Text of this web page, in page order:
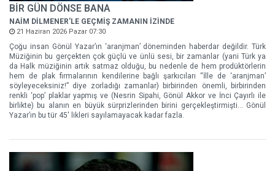
BİR GÜN DÖNSE BANA
NAİM DİLMENER'LE GEÇMİŞ ZAMANIN İZİNDE
21 Haziran 2026 Pazar 07:30
Çoğu insan Gönül Yazar’ın ‘aranjman’ döneminden haberdar değildir. Türk
Müziğinin bu gerçekten çok güçlü ve ünlü sesi, bir zamanlar (yani Türk ya
da Halk müziğinin artık satmaz olduğu, bu nedenle de hem prodüktörlerin
hem de plak firmalarının kendilerine bağlı şarkıcıları “İlle de ‘aranjman’
söyleyeceksiniz!” diye zorladığı zamanlar) birbirinden önemli, birbirinden
renkli ‘pop’ plaklar yapmış ve (Nesrin Sipahi, Gönül Akkor ve İnci Çayırlı ile
birlikte) bu alanın en büyük sürprizlerinden birini gerçekleştirmişti… Gönül
Yazar’ın bu tür 45' likleri sayılamayacak kadar fazla.